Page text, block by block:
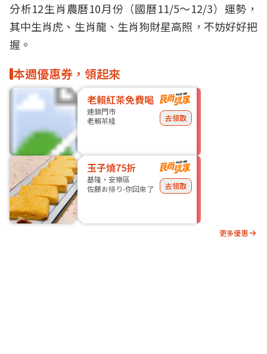
分析12生肖農曆10月份（國曆11/5～12/3）運勢，
其中生肖虎、生肖龍、生肖狗財星高照，不妨好好把
握。
本週優惠券，領起來
老賴紅茶免費喝
連鎖門市
老賴茶棧
去領取
玉子燒75折
基隆・安樂區
佐藤お帰り-你回來了
去領取
更多優惠